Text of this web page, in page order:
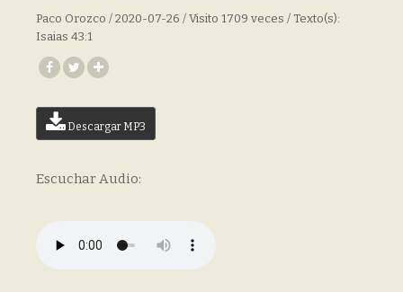
Paco Orozco / 2020-07-26 / Visito 1709 veces / Texto(s):
Isaias 43:1
Descargar MP3
Escuchar Audio: